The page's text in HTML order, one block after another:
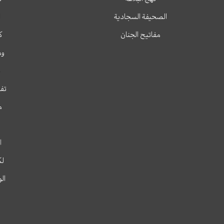
الصحيفة السجادية
مفاتيح الجنان